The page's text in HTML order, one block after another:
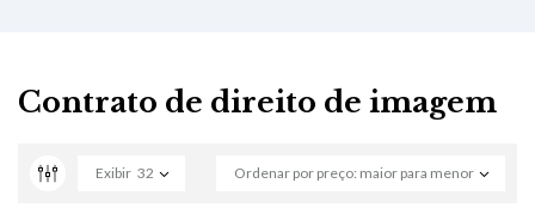
Contrato de direito de imagem
Ordenar por preço: maior para menor
Exibir 32